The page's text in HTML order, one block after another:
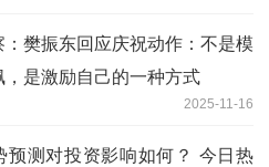
：樊振东回应庆祝动作：不是模
，是激励自己的一种方式
2025-11-16
预测对投资影响如何？ 今日热